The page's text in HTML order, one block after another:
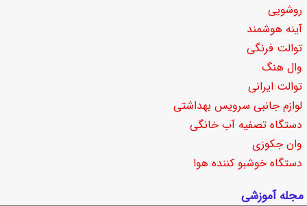
روشویی
آینه هوشمند
توالت فرنگی
وال هنگ
توالت ایرانی
لوازم جانبی سرویس بهداشتی
دستگاه تصفیه آب خانگی
وان جکوزی
دستگاه خوشبو کننده هوا
مجله آموزشی